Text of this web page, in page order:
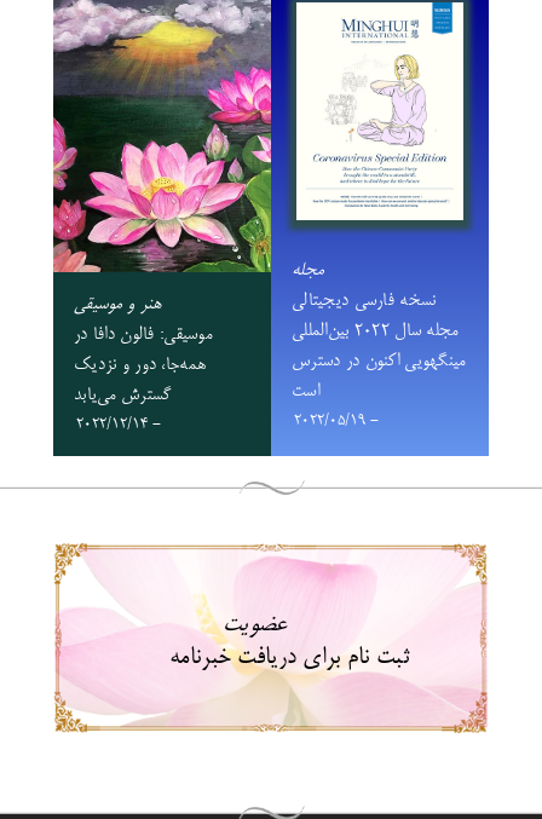
مجله
نسخه فارسی دیجیتالی
مجله سال ۲۰۲۲ بین‌المللی
مینگهویی اکنون در دسترس
است
- 2022/05/19
هنر و موسیقی
موسیقی: فالون دافا در
همه‌جا، دور و نزدیک
گسترش می‌یابد
- 2022/12/14
عضویت
ثبت نام برای دریافت خبرنامه